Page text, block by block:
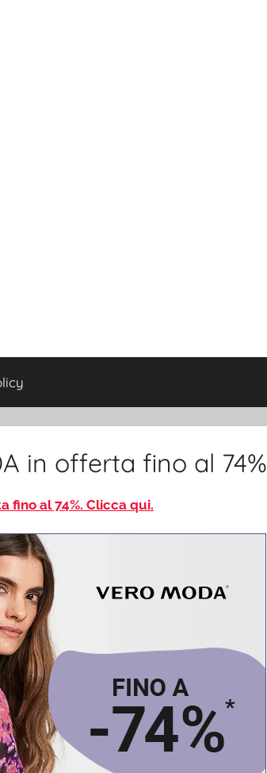
in offerta fino al 74%
fino al 74%. Clicca qui.